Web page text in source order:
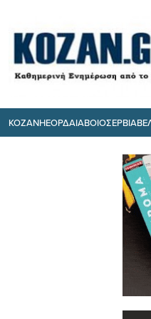
ΚΟΖΑΝΗΕΟΡΔΑΙΑΒΟΙΟΣΕΡΒΙΑ